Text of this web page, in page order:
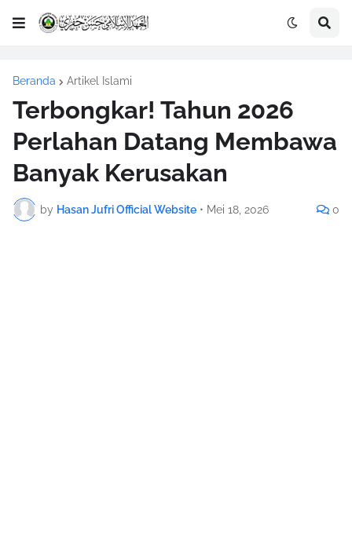
Beranda Artikel Islami
Terbongkar! Tahun 2026
Perlahan Datang Membawa
Banyak Kerusakan
by Hasan Jufri Official Website • Mei 18, 2026 0